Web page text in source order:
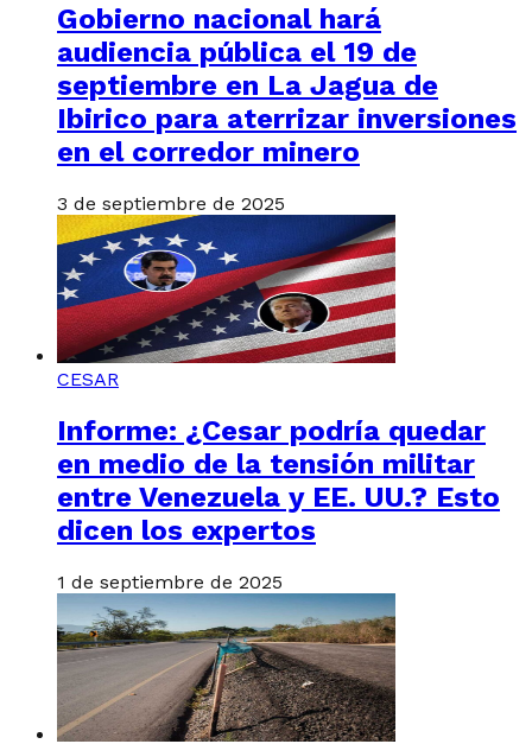
Gobierno nacional hará
audiencia pública el 19 de
septiembre en La Jagua de
Ibirico para aterrizar inversiones
en el corredor minero
3 de septiembre de 2025
CESAR
Informe: ¿Cesar podría quedar
en medio de la tensión militar
entre Venezuela y EE. UU.? Esto
dicen los expertos
1 de septiembre de 2025